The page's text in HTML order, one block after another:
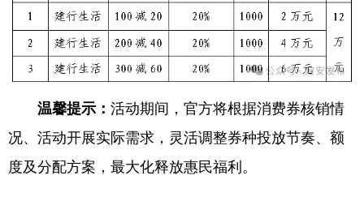
温馨提示： 活动期间，官方将根据消费券核销情
况、活动开展实际需求，灵活调整券种投放节奏、额
度及分配方案，最大化释放惠民福利。